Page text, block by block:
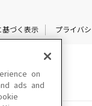
基づく表示
プライバ
on
ads and